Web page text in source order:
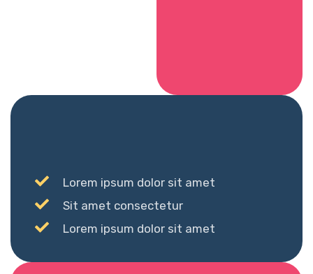
Lorem ipsum dolor sit amet
Sit amet consectetur
Lorem ipsum dolor sit amet